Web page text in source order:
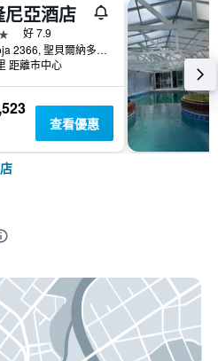
尼亞酒店
好 7.9
La Rioja 2366, 聖貝爾納多, 布宜諾斯艾利斯, 阿根廷
距離市中心
查看優惠